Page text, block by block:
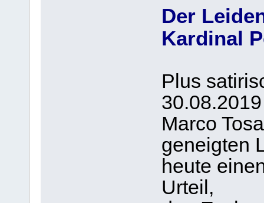
Der
Kardinal
Plus
Marco
geneigten
heute
Urteil,